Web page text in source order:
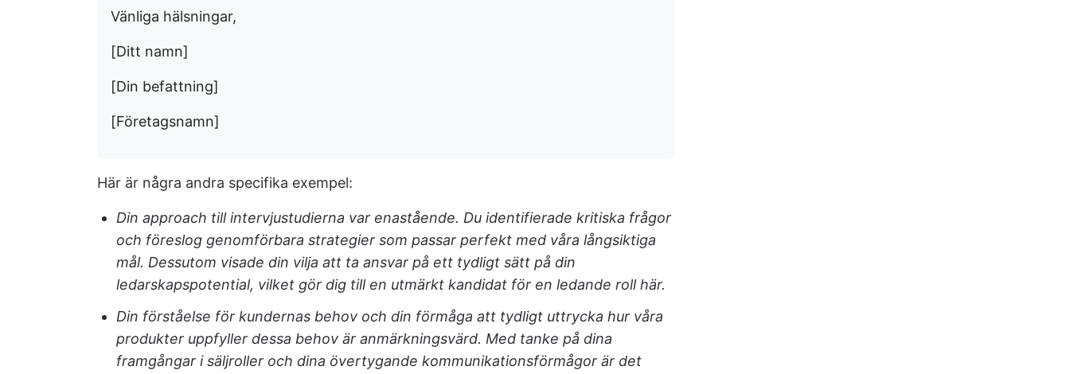
Vänliga hälsningar,
[Ditt namn]
[Din befattning]
[Företagsnamn]
Här är några andra specifika exempel:
Din approach till intervjustudierna var enastående. Du identifierade kritiska frågor
och föreslog genomförbara strategier som passar perfekt med våra långsiktiga
mål. Dessutom visade din vilja att ta ansvar på ett tydligt sätt på din
ledarskapspotential, vilket gör dig till en utmärkt kandidat för en ledande roll här.
Din förståelse för kundernas behov och din förmåga att tydligt uttrycka hur våra
produkter uppfyller dessa behov är anmärkningsvärd. Med tanke på dina
framgångar i säljroller och dina övertygande kommunikationsförmågor är det